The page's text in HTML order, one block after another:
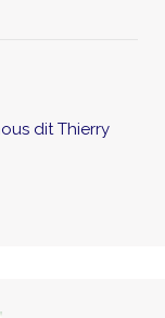
dit Thierry